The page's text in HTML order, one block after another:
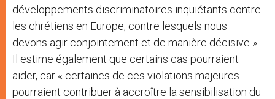
développements discriminatoires inquiétants contre
les chrétiens en Europe, contre lesquels nous
devons agir conjointement et de manière décisive ».
Il estime également que certains cas pourraient
aider, car « certaines de ces violations majeures
pourraient contribuer à accroître la sensibilisation du